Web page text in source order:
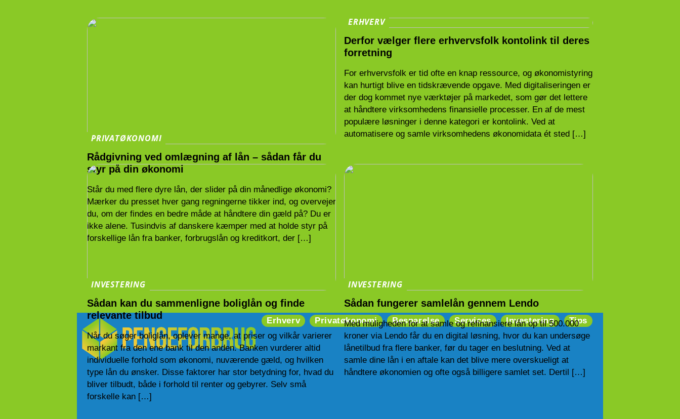
PRIVATØKONOMI
Rådgivning ved omlægning af lån – sådan får du
styr på din økonomi
Står du med flere dyre lån, der slider på din månedlige økonomi?
Mærker du presset hver gang regningerne tikker ind, og overvejer
du, om der findes en bedre måde at håndtere din gæld på? Du er
ikke alene. Tusindvis af danskere kæmper med at holde styr på
forskellige lån fra banker, forbrugslån og kreditkort, der […]
ERHVERV
Derfor vælger flere erhvervsfolk kontolink til deres
forretning
For erhvervsfolk er tid ofte en knap ressource, og økonomistyring
kan hurtigt blive en tidskrævende opgave. Med digitaliseringen er
der dog kommet nye værktøjer på markedet, som gør det lettere
at håndtere virksomhedens finansielle processer. En af de mest
populære løsninger i denne kategori er kontolink. Ved at
automatisere og samle virksomhedens økonomidata ét sted […]
INVESTERING
Sådan kan du sammenligne boliglån og finde
relevante tilbud
Når du søger boliglån, oplever mange, at priser og vilkår varierer
markant fra den ene bank til den anden. Banken vurderer altid
individuelle forhold som økonomi, nuværende gæld, og hvilken
type lån du ønsker. Disse faktorer har stor betydning for, hvad du
bliver tilbudt, både i forhold til renter og gebyrer. Selv små
forskelle kan […]
INVESTERING
Sådan fungerer samlelån gennem Lendo
Med muligheden for at samle og refinansiere lån op til 500.000
kroner via Lendo får du en digital løsning, hvor du kan undersøge
lånetilbud fra flere banker, før du tager en beslutning. Ved at
samle dine lån i en aftale kan det blive mere overskueligt at
håndtere økonomien og ofte også billigere samlet set. Dertil […]
Erhverv Privatøkonomi Besparelse Services Investering Tips